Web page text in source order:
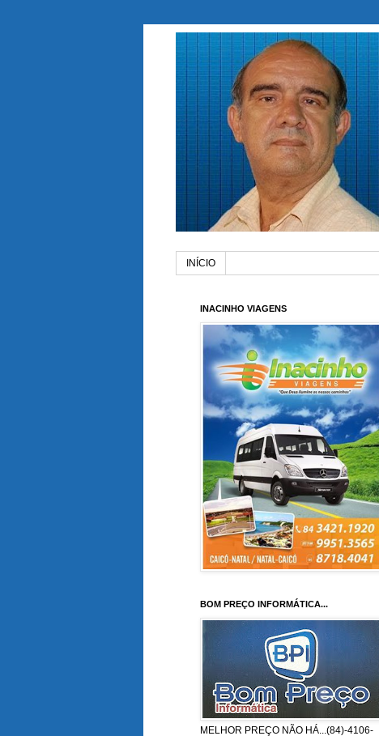
INÍCIO
INACINHO VIAGENS
BOM PREÇO INFORMÁTICA...
MELHOR PREÇO NÃO HÁ...(84)-4106-